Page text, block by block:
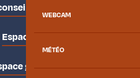
WEBCAM
MÉTÉO
des locaux
Espace pro
groupes